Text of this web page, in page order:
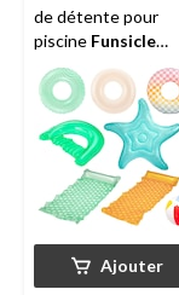
de détente pour
piscine Funsicle
Party Pack, paq. 9
Ajouter